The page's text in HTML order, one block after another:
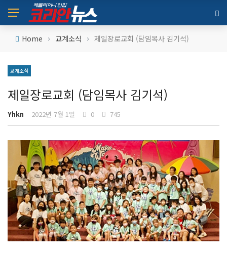
Home › 교계소식 › 제일장로교회 (담임목사 김기석)
교계소식
제일장로교회 (담임목사 김기석)
Yhkn 2022년 7월 1일 0 745